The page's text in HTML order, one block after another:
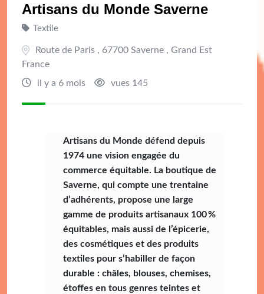
Artisans du Monde Saverne
Textile
Route de Paris , 67700 Saverne , Grand Est
France
il y a 6 mois
vues 145
Artisans du Monde défend depuis
1974 une vision engagée du
commerce équitable. La boutique de
Saverne, qui compte une trentaine
d’adhérents, propose une large
gamme de produits artisanaux 100 %
équitables, mais aussi de l’épicerie,
des cosmétiques et des produits
textiles pour s’habiller de façon
durable : châles, blouses, chemises,
étoffes en tous genres teintes et